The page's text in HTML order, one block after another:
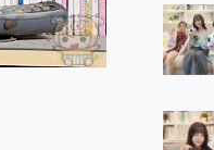
援 iOS/Android！
？
免費送你 300分鐘轉寫
，趕快來AGI亞奇雷挑戰
無線急速行動電源 開箱
帶給您優異的安全性與強